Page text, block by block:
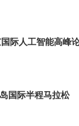
国际人工智能高峰
国际半程马拉松